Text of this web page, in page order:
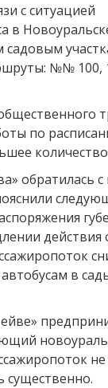
с ситуацией
в
№№ 100,
по
обратилась
действия
в
существенно.